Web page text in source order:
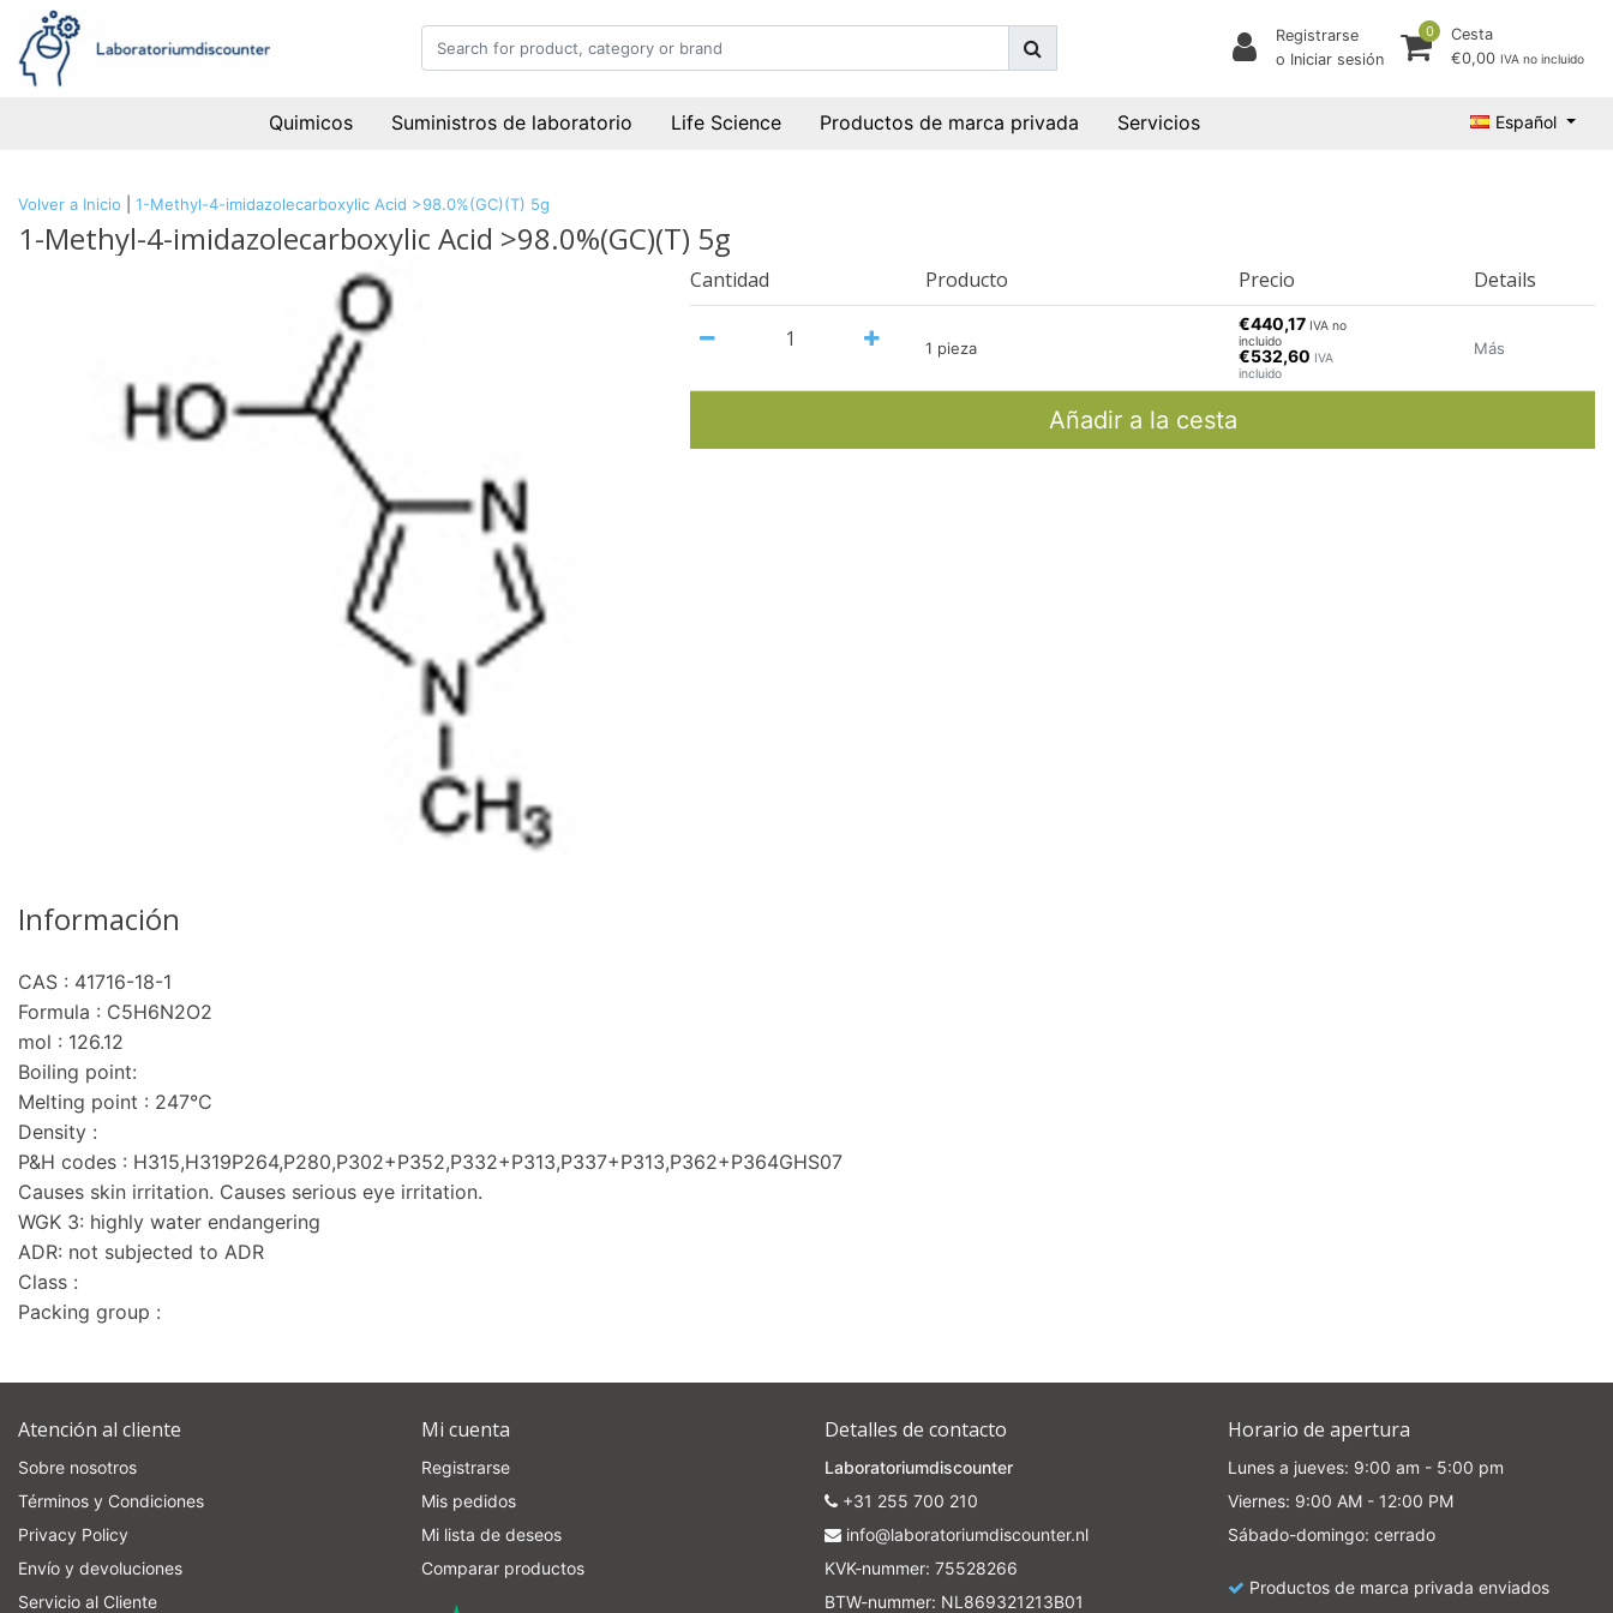
Registrarse
o Iniciar sesión
0
Cesta
€0,00 IVA no incluido
Quimicos Suministros de laboratorio Life Science Productos de marca privada Servicios Español
Volver a Inicio 1-Methyl-4-imidazolecarboxylic Acid >98.0%(GC)(T) 5g
1-Methyl-4-imidazolecarboxylic Acid >98.0%(GC)(T) 5g
Cantidad Producto Precio Details
1 pieza
€440,17 IVA no
incluido
€532,60 IVA
incluido
Más
Añadir a la cesta
Información
CAS : 41716-18-1
Formula : C5H6N2O2
mol : 126.12
Boiling point:
Melting point : 247°C
Density :
P&H codes : H315,H319P264,P280,P302+P352,P332+P313,P337+P313,P362+P364GHS07
Causes skin irritation. Causes serious eye irritation.
WGK 3: highly water endangering
ADR: not subjected to ADR
Class :
Packing group :
Atención al cliente
Sobre nosotros
Términos y Condiciones
Privacy Policy
Envío y devoluciones
Servicio al Cliente
Mi cuenta
Registrarse
Mis pedidos
Mi lista de deseos
Comparar productos
Detalles de contacto
Laboratoriumdiscounter
+31 255 700 210
info@laboratoriumdiscounter.nl
KVK-nummer: 75528266
BTW-nummer: NL869321213B01
Horario de apertura
Lunes a jueves: 9:00 am - 5:00 pm
Viernes: 9:00 AM - 12:00 PM
Sábado-domingo: cerrado
Productos de marca privada enviados